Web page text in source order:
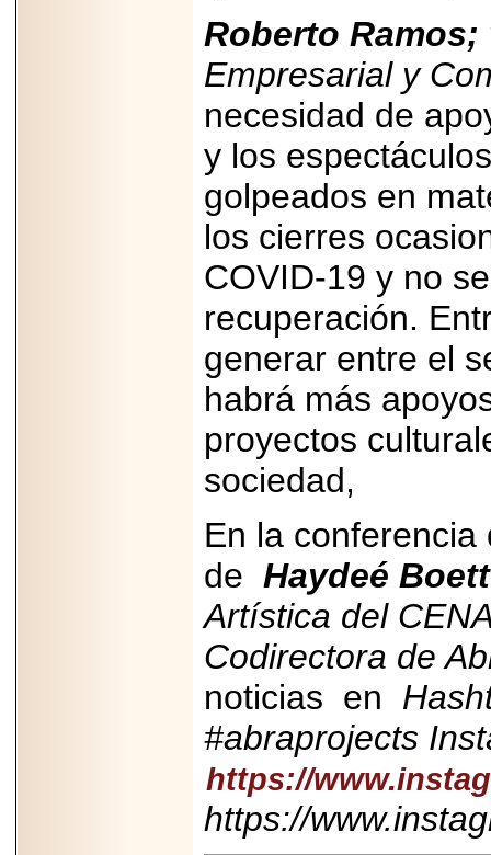
Roberto Ramos;
Empresarial y
necesidad de
y los
golpeados en
los cierres
COVID-19 y no
recuperación.
generar entre el
habrá más
proyectos
sociedad,
En la
de Haydeé
Artística del
Codirectora de
noticias en
#abraprojects
https://
https://